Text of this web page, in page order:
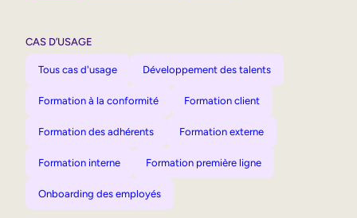
CAS D’USAGE
Tous cas d'usage Développement des talents
Formation à la conformité Formation client
Formation des adhérents Formation externe
Formation interne Formation première ligne
Onboarding des employés